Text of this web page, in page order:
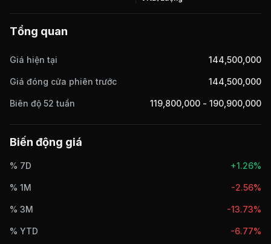
Tổng quan
Giá hiện tại 144,500,000
Giá đóng cửa phiên trước 144,500,000
Biên độ 52 tuần 119,800,000 - 190,900,000
Biến động giá
% 7D +1.26%
% 1M -2.56%
% 3M -13.73%
% YTD -6.77%